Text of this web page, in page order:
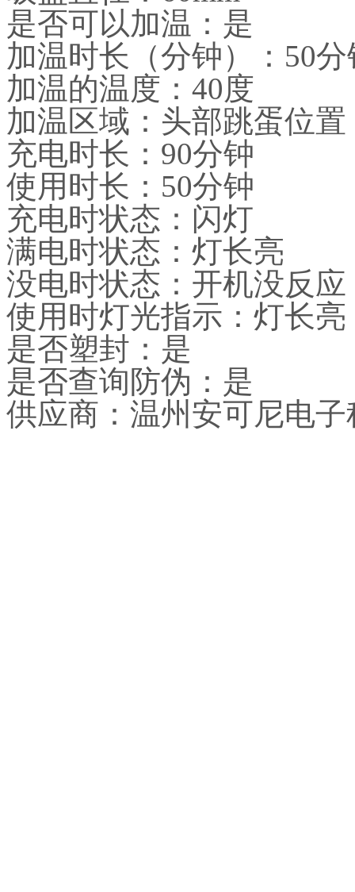
是否可以加温：是
加温时长（分钟）：50分
加温的温度：40度
加温区域：头部跳蛋位置
充电时长：90分钟
使用时长：50分钟
充电时状态：闪灯
满电时状态：灯长亮
没电时状态：开机没反应
使用时灯光指示：灯长亮
是否塑封：是
是否查询防伪：是
供应商：温州安可尼电